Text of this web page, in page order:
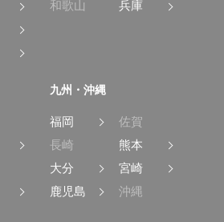
和歌山
兵庫
九州・沖縄
福岡
佐賀
長崎
熊本
大分
宮崎
鹿児島
沖縄